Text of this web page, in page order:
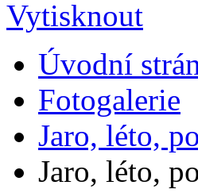
Úvodní
Fotogalerie
Jaro, léto,
Jaro, léto,